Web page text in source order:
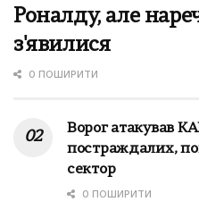
Роналду, але
з'явилися
0 ПОШИРИТИ
Ворог атакував
постраждалих,
сектор
0 ПОШИРИТИ